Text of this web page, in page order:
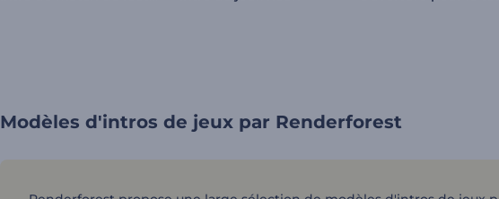
Modèles d'intros de jeux par Renderforest